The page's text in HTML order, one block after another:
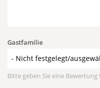
Gastfamilie
Bitte geben Sie eine